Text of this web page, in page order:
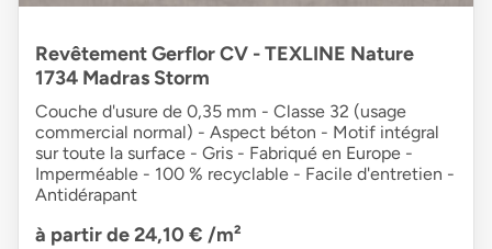
Revêtement Gerflor CV - TEXLINE Nature
1734 Madras Storm
Couche d'usure de 0,35 mm - Classe 32 (usage
commercial normal) - Aspect béton - Motif intégral
sur toute la surface - Gris - Fabriqué en Europe -
Imperméable - 100 % recyclable - Facile d'entretien -
Antidérapant
à partir de 24,10 € /m²